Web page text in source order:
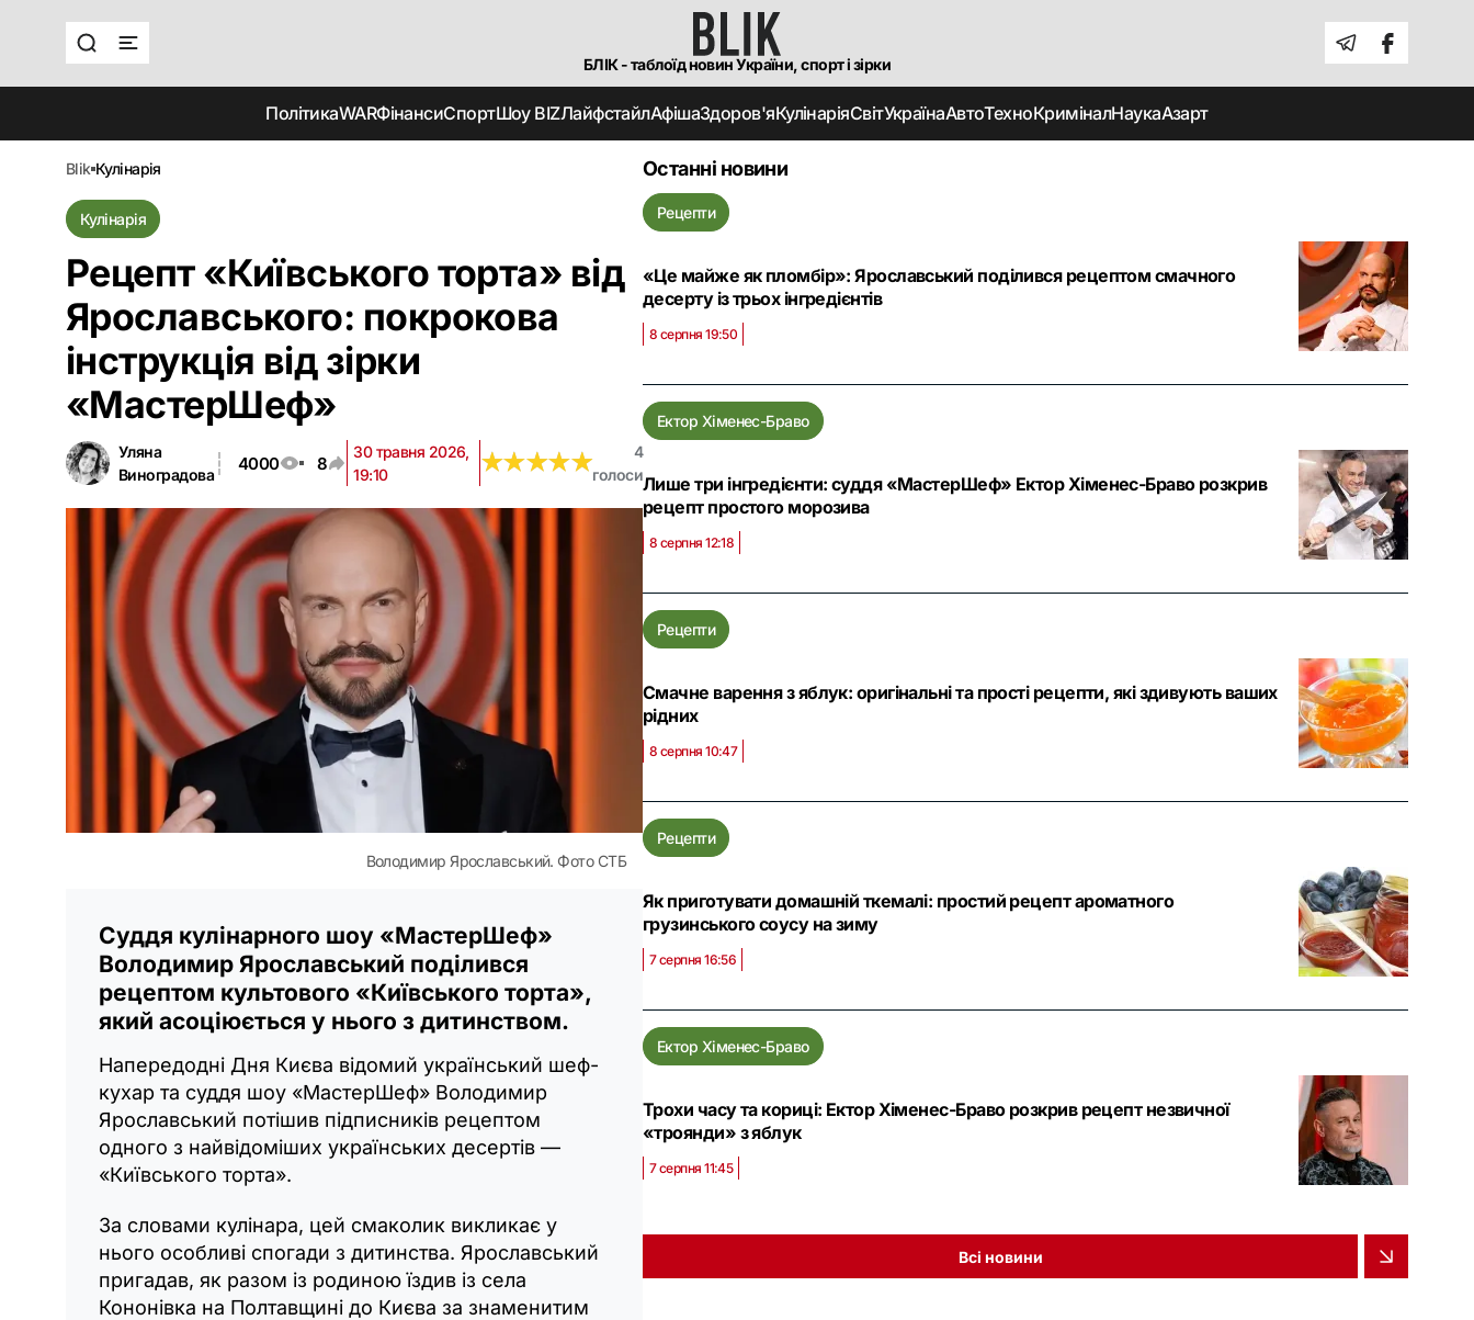
БЛІК - таблоїд новин України, спорт і зірки
ПолітикаWARФінансиСпортШоу BIZЛайфстайлАфішаЗдоров'яКулінаріяСвітУкраїнаАвтоТехноКриміналНаукаАзарт
blik кулінарія
Кулінарія
Рецепт «Київського торта‎» від
Ярославського: покрокова
інструкція від зірки
«МастерШеф‎»
Уляна
Виноградова
4000 8
30 травня 2026,
19:10
★★★★★
★★★★★
4
голоси
Володимир Ярославський. Фото СТБ
Суддя кулінарного шоу «МастерШеф»
Володимир Ярославський поділився
рецептом культового «Київського торта»,
який асоціюється у нього з дитинством.
Напередодні Дня Києва відомий український шеф-
кухар та суддя шоу «МастерШеф» Володимир
Ярославський потішив підписників рецептом
одного з найвідоміших українських десертів —
«Київського торта».
За словами кулінара, цей смаколик викликає у
нього особливі спогади з дитинства. Ярославський
пригадав, як разом із родиною їздив із села
Кононівка на Полтавщині до Києва за знаменитим
Останні новини
Рецепти
«Це майже як пломбір»: Ярославський поділився рецептом смачного
десерту із трьох інгредієнтів
8 серпня 19:50
Ектор Хіменес-Браво
Лише три інгредієнти: суддя «МастерШеф» Ектор Хіменес-Браво розкрив
рецепт простого морозива
8 серпня 12:18
Рецепти
Смачне варення з яблук: оригінальні та прості рецепти, які здивують ваших
рідних
8 серпня 10:47
Рецепти
Як приготувати домашній ткемалі: простий рецепт ароматного
грузинського соусу на зиму
7 серпня 16:56
Ектор Хіменес-Браво
Трохи часу та кориці: Ектор Хіменес-Браво розкрив рецепт незвичної
«троянди» з яблук
7 серпня 11:45
Всі новини